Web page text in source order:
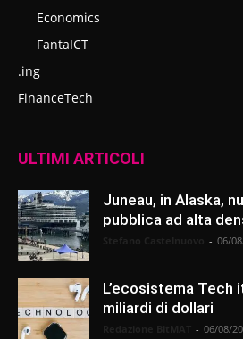
Economics
FantaICT
.ing
FinanceTech
ULTIMI ARTICOLI
Juneau, in Alaska,
pubblica ad alta
- 06/
L’ecosistema Tech
miliardi di dollari
- 06/08/